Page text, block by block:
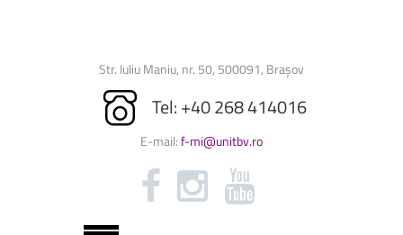
Str. Iuliu Maniu, nr. 50, 500091, Brașov
Tel: +40 268 414016
E-mail:f-mi@unitbv.ro